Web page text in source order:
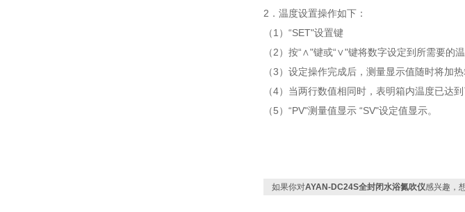
2．温度设置操作如下：
（1）“SET"设置键
（2）按“∧"键或“∨"键将数字设定到所需要的温
（3）设定操作完成后，测量显示值随时将加
（4）当两行数值相同时，表明箱内温度已达到
（5）“PV"测量值显示 “SV"设定值显示。
如果你对AYAN-DC24S全封闭水浴氮吹仪感兴趣，